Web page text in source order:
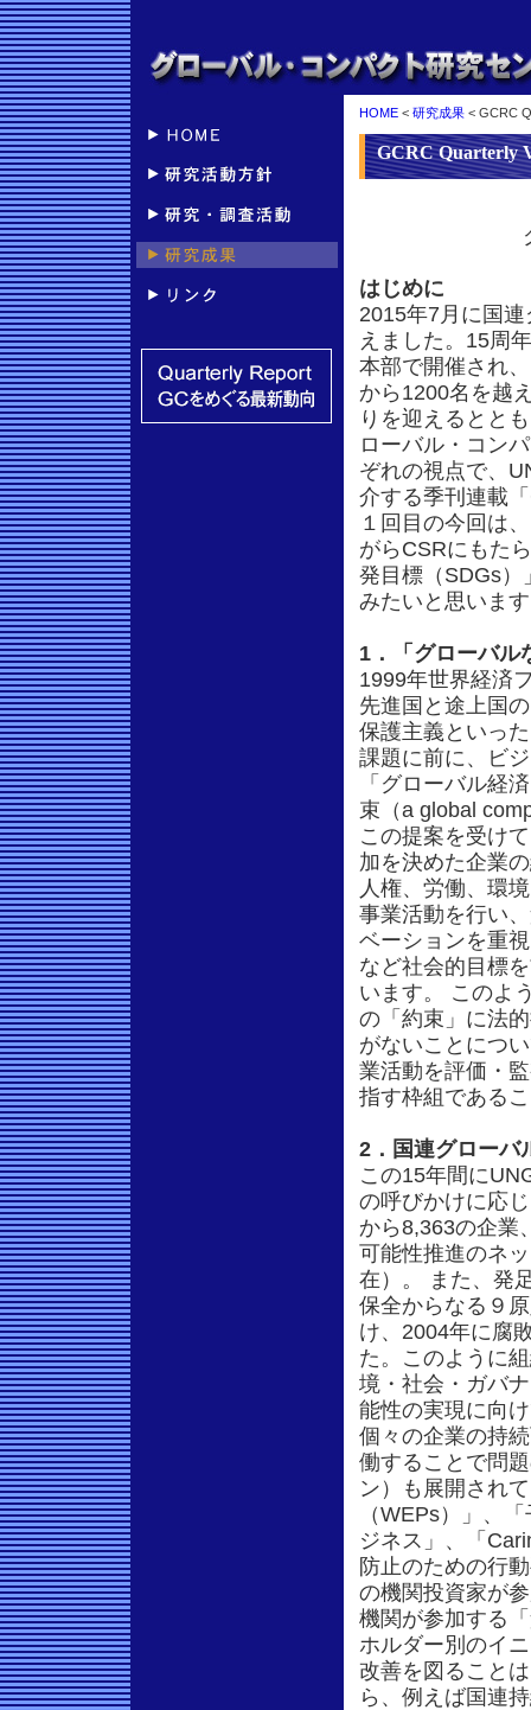
HOME < 研究成果 < GCRC
GCRC Quarterly
はじめに
2015年7月に国
えました。15周
本部で開催され
から1200名を越
りを迎えるとと
ローバル・コン
ぞれの視点で、
介する季刊連載
１回目の今回は
がらCSRにもた
発目標（SDGs）
みたいと思いま
1．「グローバ
1999年世界経済
先進国と途上国
保護主義といっ
課題に前に、ビ
「グローバル経
束（a global
この提案を受け
加を決めた企業
人権、労働、環
事業活動を行い
ベーションを重
など社会的目標
います。 このよ
の「約束」に法
がないことにつ
業活動を評価・
指す枠組である
2．国連グローバ
この15年間に
の呼びかけに応
から8,363の企業
可能性推進のネ
在）。 また、発
保全からなる９
け、2004年に腐
た。このように
境・社会・ガバ
能性の実現に向
個々の企業の持
働することで問
ン）も展開され
（WEPs）」、
ジネス」、「
防止のための行
の機関投資家が
機関が参加する
ホルダー別のイ
改善を図ること
ら、例えば国連